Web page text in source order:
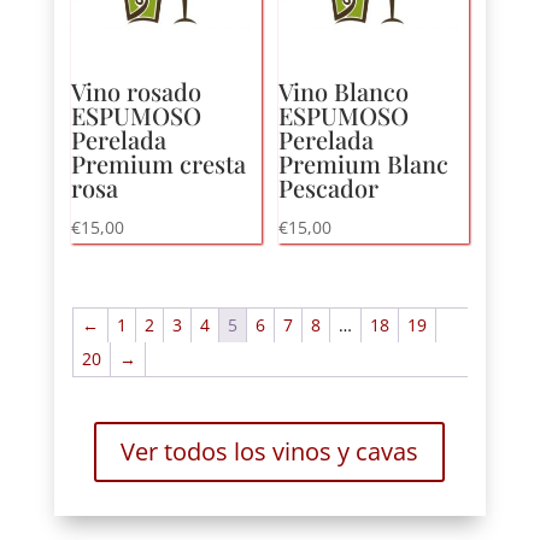
Vino rosado
ESPUMOSO
Perelada
Premium cresta
rosa
€15,00
Vino Blanco
ESPUMOSO
Perelada
Premium Blanc
Pescador
€15,00
← 1 2 3 4 5 6 7 8 … 18
19
20
→
Ver todos los vinos y cavas